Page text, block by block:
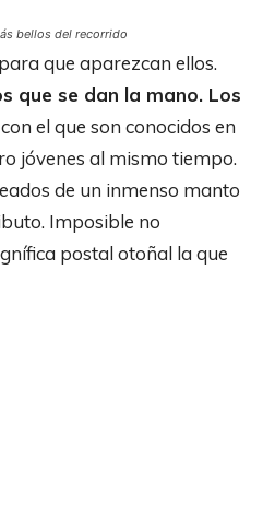
bellos del recorrido
que aparezcan ellos.
que se dan la mano. Los
el que son conocidos en
jóvenes al mismo tiempo.
de un inmenso manto
Imposible no
postal otoñal la que